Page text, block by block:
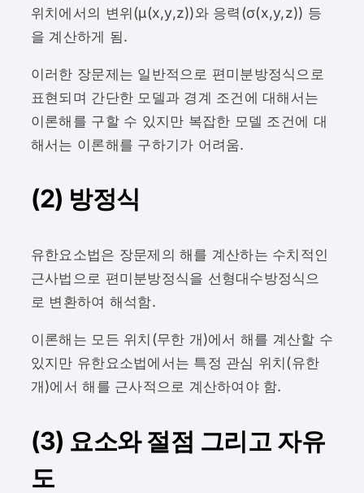
위치에서의 변위(μ(x,y,z))와 응력(σ(x,y,z)) 등
을 계산하게 됨.
이러한 장문제는 일반적으로 편미분방정식으로
표현되며 간단한 모델과 경계 조건에 대해서는
이론해를 구할 수 있지만 복잡한 모델 조건에 대
해서는 이론해를 구하기가 어려움.
(2) 방정식
유한요소법은 장문제의 해를 계산하는 수치적인
근사법으로 편미분방정식을 선형대수방정식으
로 변환하여 해석함.
이론해는 모든 위치(무한 개)에서 해를 계산할 수
있지만 유한요소법에서는 특정 관심 위치(유한
개)에서 해를 근사적으로 계산하여야 함.
(3) 요소와 절점 그리고 자유
도